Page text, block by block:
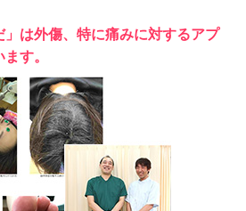
は外傷、特に痛みに対するアプ
す。